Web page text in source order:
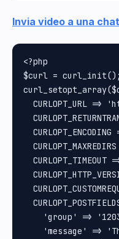
Invia video a una
<?php
$curl = curl_init();
CURLOPT_URL =>
CURLOPT_ENCODING
CURLOPT_MAXREDIRS
CURLOPT_TIMEOUT
'group' =>
'message' =>